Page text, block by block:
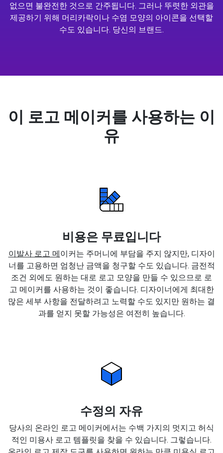
없으면 불완전한 것으로 간주됩니다. 그러나 뚜렷한 외관을
제공하기 위해 머리카락이나 수염 모양의 아이콘을 선택할
수도 있습니다. 당신의 브랜드.
이 로고 메이커를 사용하는 이
유
비용은 무료입니다
이발사 로고 메이커는 주머니에 부담을 주지 않지만, 디자이
너를 고용하면 엄청난 금액을 청구할 수도 있습니다. 금전적
조건 외에도 원하는 대로 로고 모양을 만들 수 있으므로 로
고 메이커를 사용하는 것이 좋습니다. 디자이너에게 최대한
많은 세부 사항을 전달하려고 노력할 수도 있지만 원하는 결
과를 얻지 못할 가능성은 여전히 높습니다.
수정의 자유
당사의 온라인 로고 메이커에서는 수백 가지의 멋지고 허식
적인 미용사 로고 템플릿을 찾을 수 있습니다. 그렇습니다.